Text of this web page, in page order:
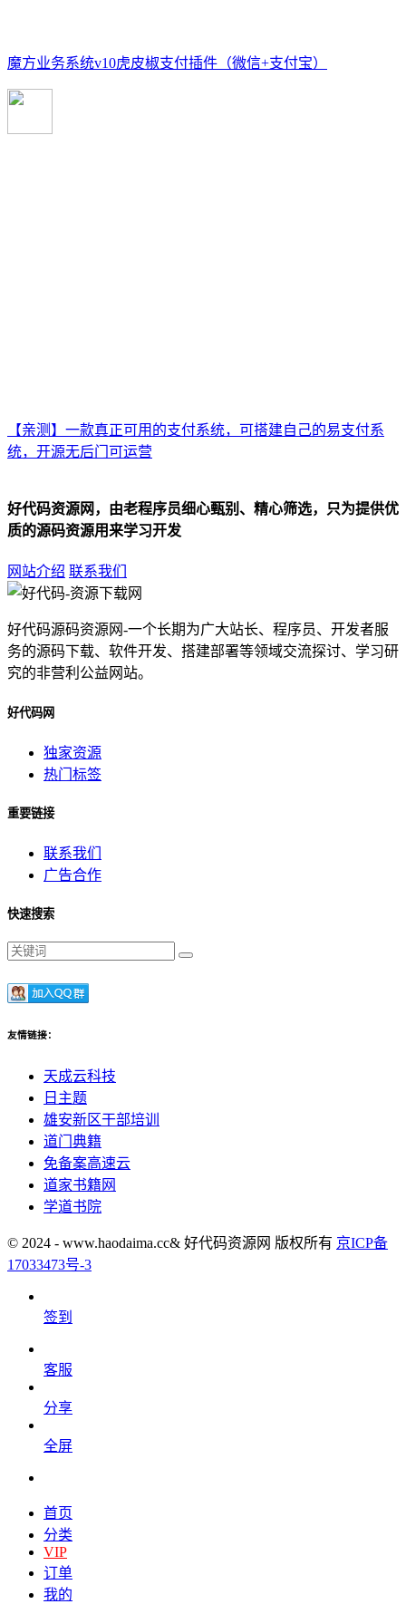
魔方业务系统v10虎皮椒支付插件（微信+支付宝）
【亲测】一款真正可用的支付系统，可搭建自己的易支付系
统，开源无后门可运营
好代码资源网，由老程序员细心甄别、精心筛选，只为提供优
质的源码资源用来学习开发
网站介绍 联系我们
好代码源码资源网-一个长期为广大站长、程序员、开发者服
务的源码下载、软件开发、搭建部署等领域交流探讨、学习研
究的非营利公益网站。
好代码网
独家资源
热门标签
重要链接
联系我们
广告合作
快速搜索
友情链接：
天成云科技
日主题
雄安新区干部培训
道门典籍
免备案高速云
道家书籍网
学道书院
© 2024 - www.haodaima.cc& 好代码资源网 版权所有 京ICP备
17033473号-3
签到
客服
分享
全屏
首页
分类
VIP
订单
我的